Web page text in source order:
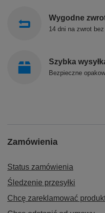
Wygodne
14 dni na zwrot
Szybka
Bezpieczne
Zamówienia
Status zamówienia
Śledzenie przesyłki
Chcę zareklamować